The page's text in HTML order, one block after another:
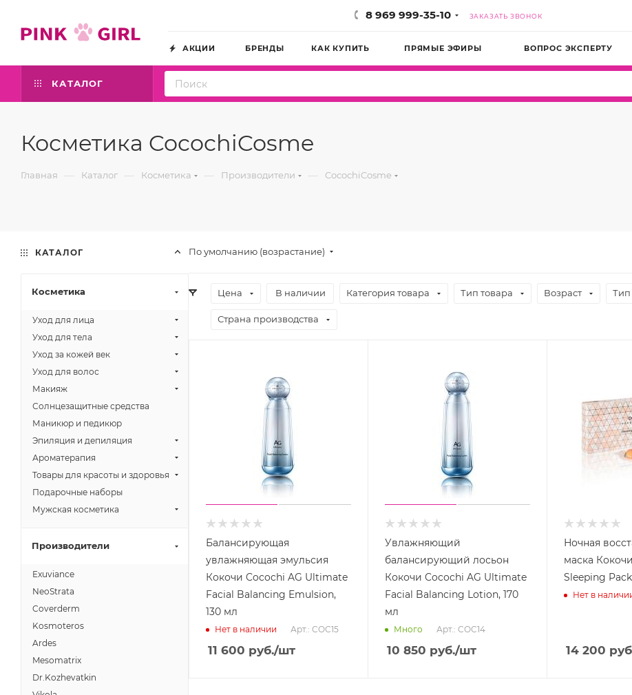
8 969 999-35-10 ЗАКАЗАТЬ ЗВОНОК
АКЦИИ БРЕНДЫ КАК КУПИТЬ ПРЯМЫЕ ЭФИРЫ ВОПРОС ЭКСПЕРТУ
КАТАЛОГ
Косметика CocochiCosme
Главная — Каталог — Косметика — Производители — CocochiCosme
По умолчанию (возрастание)
Цена В наличии Категория товара Тип товара Возраст
Страна производства
Балансирующая
увлажняющая эмульсия
Кокочи Cocochi AG Ultimate
Facial Balancing Emulsion,
130 мл
Нет в наличии Арт.: COC15
11 600 руб./шт
Увлажняющий
балансирующий лосьон
Кокочи Cocochi AG Ultimate
Facial Balancing Lotion, 170
мл
Много Арт.: COC14
10 850 руб./шт
Ночная
маска
Sleeping
Нет в
14 200
КАТАЛОГ
Косметика
Уход для лица
Уход для тела
Уход за кожей век
Уход для волос
Макияж
Солнцезащитные средства
Маникюр и педикюр
Эпиляция и депиляция
Ароматерапия
Товары для красоты и здоровья
Подарочные наборы
Мужская косметика
Производители
Exuviance
NeoStrata
Coverderm
Kosmoteros
Ardes
Mesomatrix
Dr.Kozhevatkin